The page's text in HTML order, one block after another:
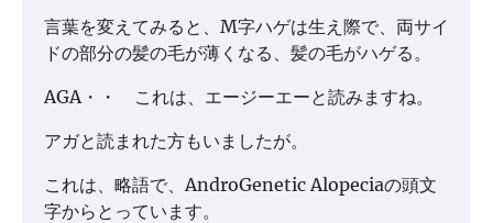
言葉を変えてみると、M字ハゲは生え際で、両サイ
ドの部分の髪の毛が薄くなる、髪の毛がハゲる。
AGA・・ これは、エージーエーと読みますね。
アガと読まれた方もいましたが。
これは、略語で、AndroGenetic Alopeciaの頭文
字からとっています。